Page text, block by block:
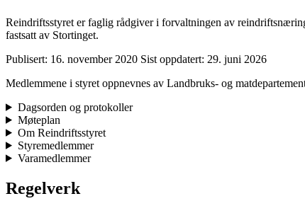
Reindriftsstyret er faglig rådgiver i forvaltningen av
fastsatt av Stortinget.
Publisert: 16. november 2020 Sist oppdatert: 29. juni 2026
Medlemmene i styret oppnevnes av Landbruks- og
Dagsorden og protokoller
Møteplan
Om Reindriftsstyret
Styremedlemmer
Varamedlemmer
Regelverk